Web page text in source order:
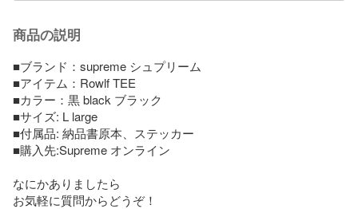
商品の説明
■ブランド：supreme シュプリーム
■アイテム：Rowlf TEE
■カラー：黒 black ブラック
■サイズ: L large
■付属品: 納品書原本、ステッカー
■購入先:Supreme オンライン
なにかありましたら
お気軽に質問からどうぞ！